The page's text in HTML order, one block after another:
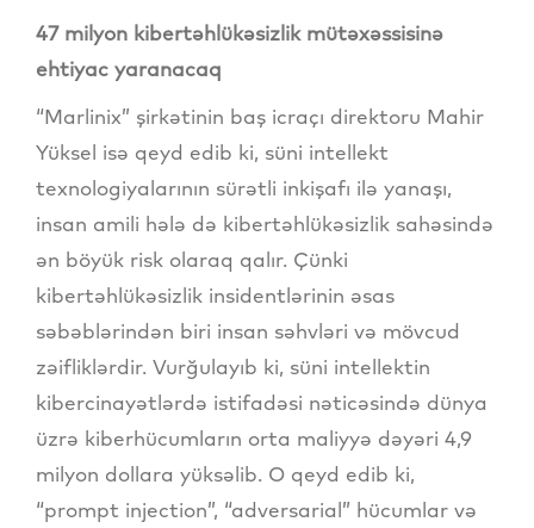
47 milyon kibertəhlükəsizlik mütəxəssisinə
ehtiyac yaranacaq
“Marlinix” şirkətinin baş icraçı direktoru Mahir
Yüksel isə qeyd edib ki, süni intellekt
texnologiyalarının sürətli inkişafı ilə yanaşı,
insan amili hələ də kibertəhlükəsizlik sahəsində
ən böyük risk olaraq qalır. Çünki
kibertəhlükəsizlik insidentlərinin əsas
səbəblərindən biri insan səhvləri və mövcud
zəifliklərdir. Vurğulayıb ki, süni intellektin
kibercinayətlərdə istifadəsi nəticəsində dünya
üzrə kiberhücumların orta maliyyə dəyəri 4,9
milyon dollara yüksəlib. O qeyd edib ki,
“prompt injection”, “adversarial” hücumlar və